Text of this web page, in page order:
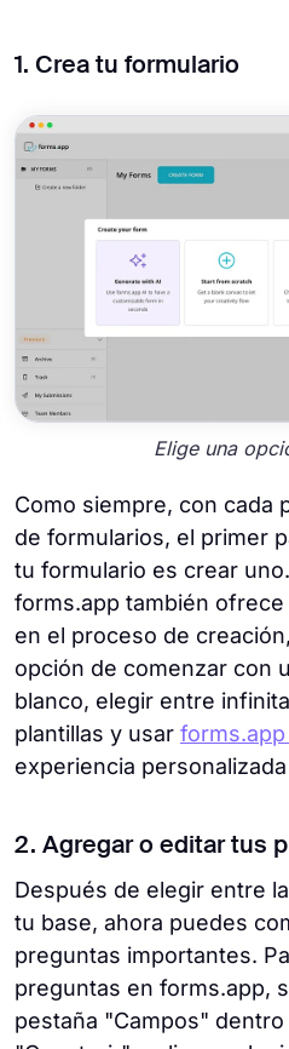
1. Crea tu formulario
Elige una
Como siempre, con cada
de formularios, el primer
tu formulario es crear
forms.app también
en el proceso de
opción de comenzar con
blanco, elegir entre
plantillas y usar forms.app
experiencia
2. Agregar o editar tus
Después de elegir entre
tu base, ahora puedes
preguntas importantes.
preguntas en forms.app,
pestaña "Campos"